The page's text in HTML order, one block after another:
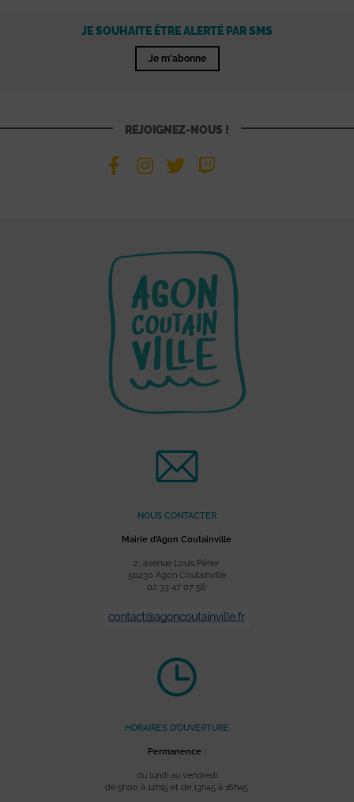
JE SOUHAITE ÊTRE ALERTÉ PAR SMS
Je m'abonne
REJOIGNEZ-NOUS !
NOUS CONTACTER
Mairie d’Agon Coutainville
2, avenue Louis Périer
50230 Agon Coutainville
02 33 47 07 56
HORAIRES D’OUVERTURE
Permanence :
du lundi au vendredi
de 9h00 à 12h15 et de 13h45 à 16h45